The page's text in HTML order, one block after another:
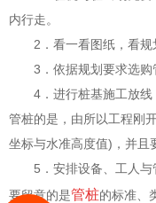
内行走。
2．看一看图纸，看
3．依据规划要求选购
4．进行桩基施工放
管桩的是，由所以工程刚
坐标与水准高度值)，并且
5．安排设备、工人
要留意的是管桩的标准、